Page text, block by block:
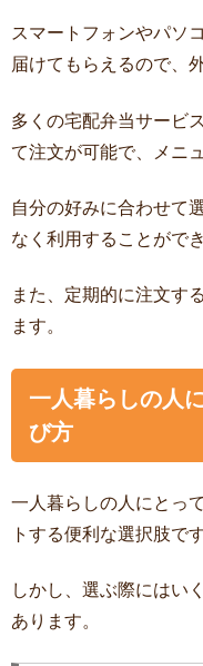
スマートフォンやパソ
届けてもらえるので、
多くの宅配弁当サービ
て注文が可能で、メニ
自分の好みに合わせて
なく利用することがで
また、定期的に注文す
ます。
一人暮らしの人
び方
一人暮らしの人にとっ
トする便利な選択肢です
しかし、選ぶ際にはい
あります。